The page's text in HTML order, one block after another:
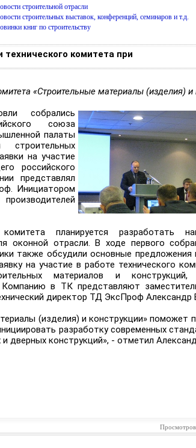
строительной отрасли
строительных выставок, конференций, семинаров и т.д.
книг по строительству
комитета при
«Строительные материалы (изделия) и
собрались
союза
палаты
строительных
на участие
российского
представлял
Инициатором
планируется разработать
оконной отрасли. В ходе первого
также обсудили основные предложения
на участие в работе технического
материалов и конструкций,
в ТК представляют
директор ТД ЭксПроф Александр
(изделия) и конструкции» поможет
разработку современных
дверных конструкций», - отметил